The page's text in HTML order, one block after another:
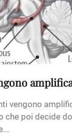
vengono
che poi decide